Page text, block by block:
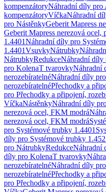
kompenzátoryNáhradní díly pro
kompenzátoryVíčkaNáhradní
pro NástěnkyGeberit Mapress
Geberit Mapress nerezová ocel,
1.4401Náhradní díly pro
1.4401VsuvkyNátrubky
NátrubkyRedukceNáhradní díly
pro KolenaT tvarovkyNáhradní
nerozebíratelnéNáhradní díly
nerozebíratelnéPřechodky a
pro Přechodky a připojení,
VíčkaNástěnkyNáhradní díly
nerezová ocel, FKM modrá
nerezová ocel, FKM modrá
pro Systémové trubky 1.4401
díly pro Systémové trubky
pro NátrubkyRedukceNáhradní
díly pro KolenaT tvarovky
nerozebíratelnéNáhradní díly
nerozebíratelnéPřechodky a
pro Přechodky a připojení,